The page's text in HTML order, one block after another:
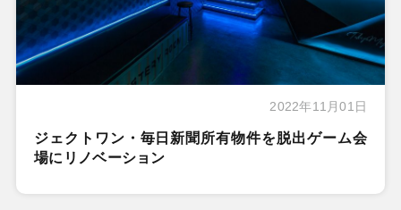
2022年11月01日
ジェクトワン・毎日新聞所有物件を脱出ゲーム会
場にリノベーション